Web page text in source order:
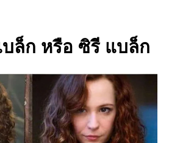
บล็ก หรือ ซิรี แบล็ก